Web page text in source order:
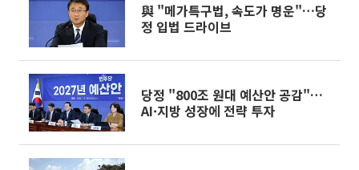
與 "메가특구법, 속도가 명운"…당
정 입법 드라이브
당정 "800조 원대 예산안 공감"…
AI·지방 성장에 전략 투자